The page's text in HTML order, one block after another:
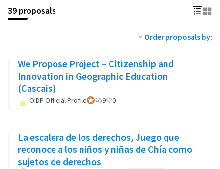
39 proposals
Order proposals by:
We Propose Project – Citizenship and
Innovation in Geographic Education
(Cascais)
OIDP Official ProfileOfficial participant
9 0
La escalera de los derechos, Juego que
reconoce a los niños y niñas de Chía como
sujetos de derechos